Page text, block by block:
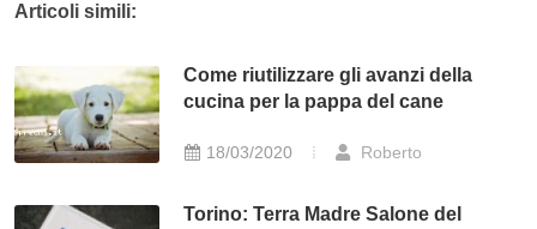
Articoli simili:
Come riutilizzare gli avanzi della
cucina per la pappa del cane
18/03/2020 Roberto
Torino: Terra Madre Salone del